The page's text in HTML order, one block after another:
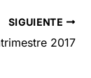
SIGUIENTE
2017